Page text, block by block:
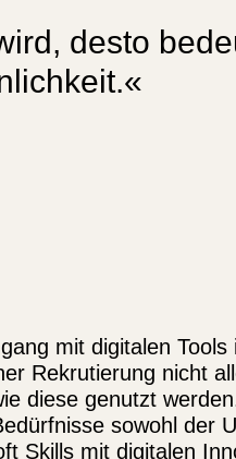
desto
mit digitalen
Rekrutierung nicht
diese genutzt
sowohl der
Skills mit digitalen